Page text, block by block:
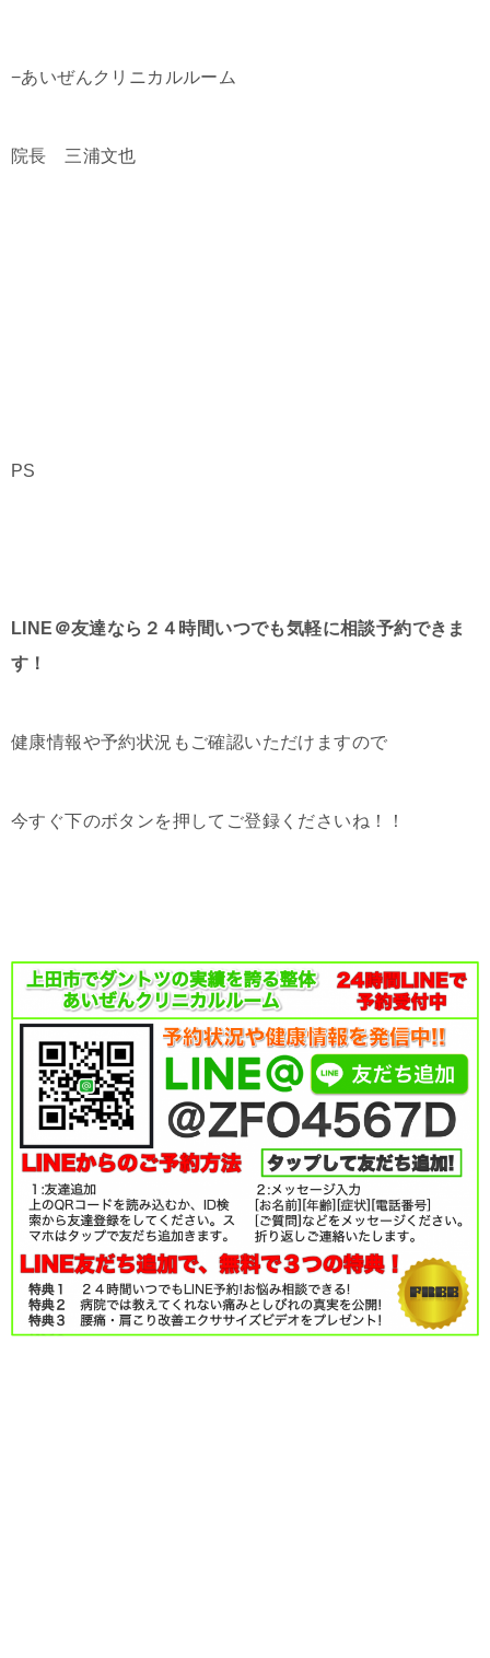
−あいぜんクリニカルルーム
院長 三浦文也
PS
LINE＠友達なら２４時間いつでも気軽に相談予約できま
す！
健康情報や予約状況もご確認いただけますので
今すぐ下のボタンを押してご登録くださいね！！